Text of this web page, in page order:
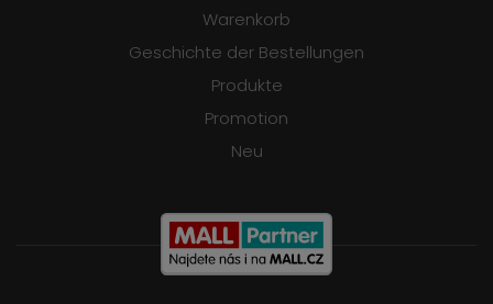
Warenkorb
Geschichte der Bestellungen
Produkte
Promotion
Neu